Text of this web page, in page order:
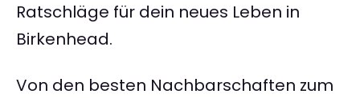
Ratschläge für dein neues Leben in
Birkenhead.
Von den besten Nachbarschaften zum